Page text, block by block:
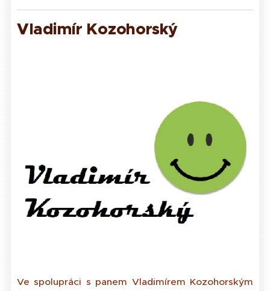
Vladimír Kozohorský
Ve spolupráci s panem Vladimírem Kozohorským